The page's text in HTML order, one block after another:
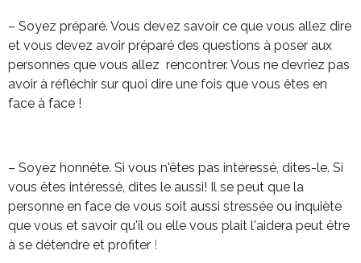
– Soyez préparé. Vous devez savoir ce que vous allez dire
et vous devez avoir préparé des questions à poser aux
personnes que vous allez rencontrer. Vous ne devriez pas
avoir à réfléchir sur quoi dire une fois que vous êtes en
face à face !
– Soyez honnête. Si vous n'êtes pas intéressé, dites-le. Si
vous êtes intéressé, dites le aussi! Il se peut que la
personne en face de vous soit aussi stressée ou inquiète
que vous et savoir qu'il ou elle vous plait l'aidera peut être
à se détendre et profiter !